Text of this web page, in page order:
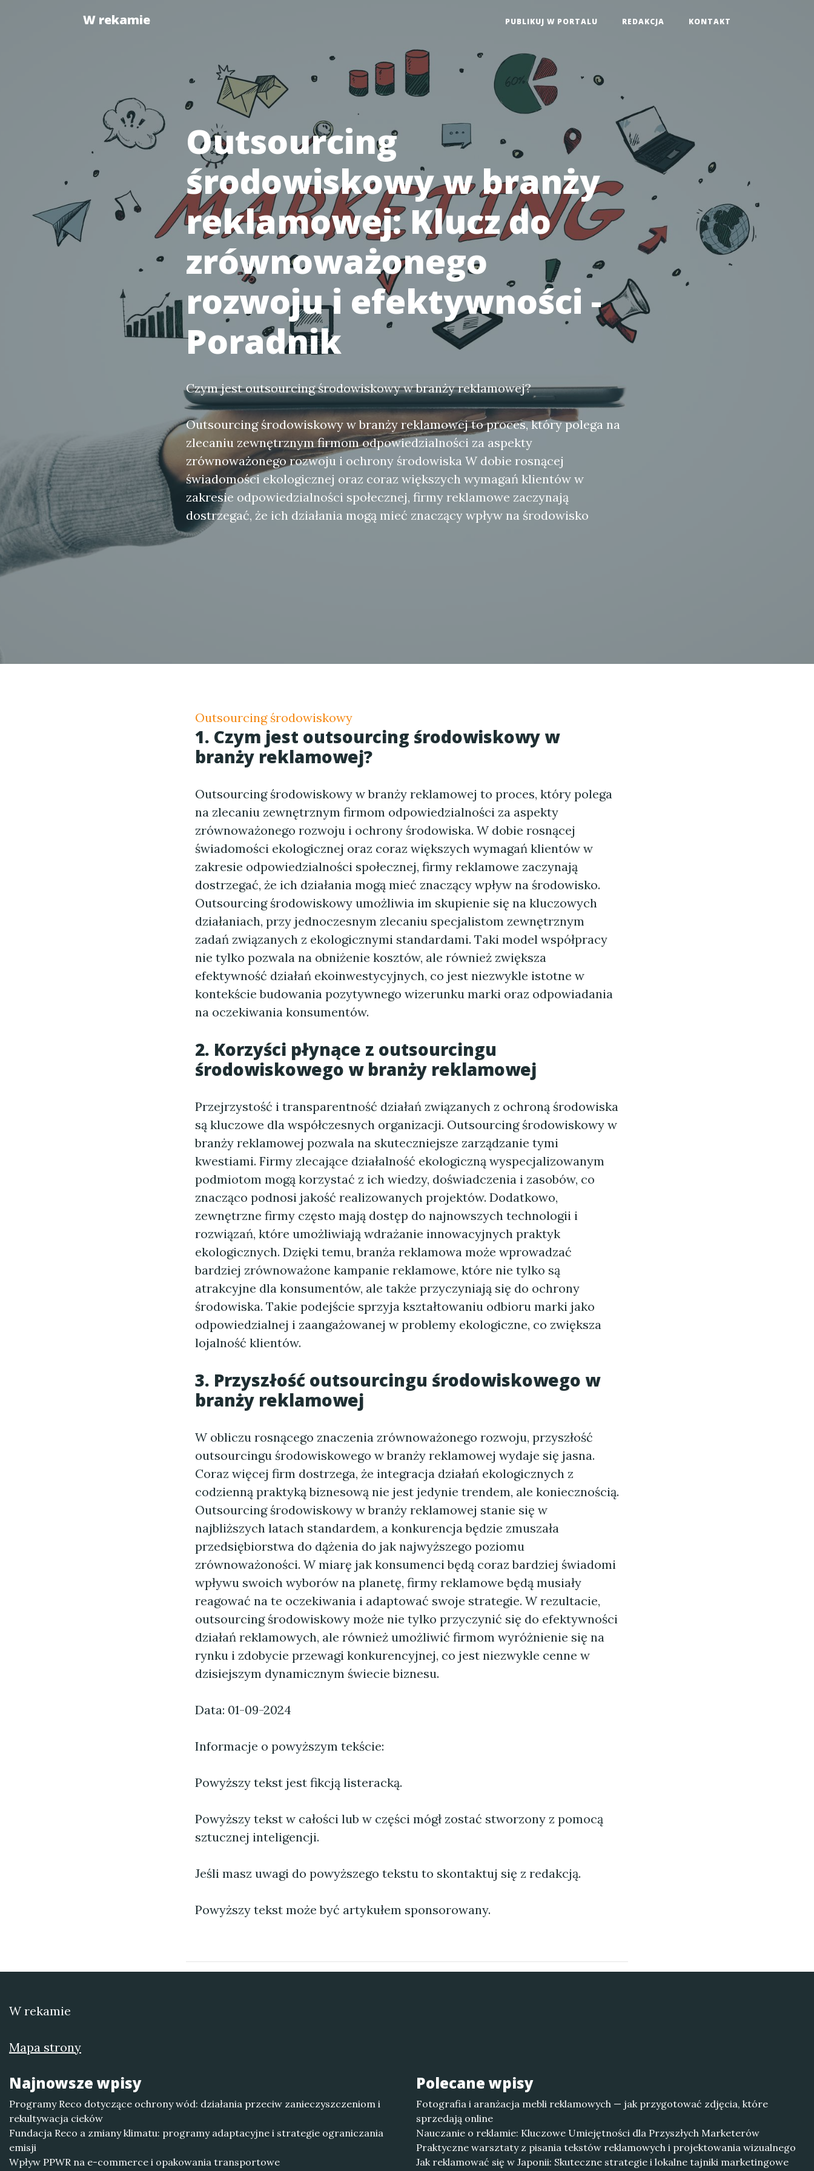
W rekamie PUBLIKUJ W PORTALU REDAKCJA KONTAKT
Outsourcing
środowiskowy w branży
reklamowej: Klucz do
zrównoważonego
rozwoju i efektywności -
Poradnik
Czym jest outsourcing środowiskowy w branży reklamowej?
Outsourcing środowiskowy w branży reklamowej to proces, który polega na
zlecaniu zewnętrznym firmom odpowiedzialności za aspekty
zrównoważonego rozwoju i ochrony środowiska W dobie rosnącej
świadomości ekologicznej oraz coraz większych wymagań klientów w
zakresie odpowiedzialności społecznej, firmy reklamowe zaczynają
dostrzegać, że ich działania mogą mieć znaczący wpływ na środowisko
Outsourcing środowiskowy
1. Czym jest outsourcing środowiskowy w
branży reklamowej?
Outsourcing środowiskowy w branży reklamowej to proces, który polega
na zlecaniu zewnętrznym firmom odpowiedzialności za aspekty
zrównoważonego rozwoju i ochrony środowiska. W dobie rosnącej
świadomości ekologicznej oraz coraz większych wymagań klientów w
zakresie odpowiedzialności społecznej, firmy reklamowe zaczynają
dostrzegać, że ich działania mogą mieć znaczący wpływ na środowisko.
Outsourcing środowiskowy umożliwia im skupienie się na kluczowych
działaniach, przy jednoczesnym zlecaniu specjalistom zewnętrznym
zadań związanych z ekologicznymi standardami. Taki model współpracy
nie tylko pozwala na obniżenie kosztów, ale również zwiększa
efektywność działań ekoinwestycyjnych, co jest niezwykle istotne w
kontekście budowania pozytywnego wizerunku marki oraz odpowiadania
na oczekiwania konsumentów.
2. Korzyści płynące z outsourcingu
środowiskowego w branży reklamowej
Przejrzystość i transparentność działań związanych z ochroną środowiska
są kluczowe dla współczesnych organizacji. Outsourcing środowiskowy w
branży reklamowej pozwala na skuteczniejsze zarządzanie tymi
kwestiami. Firmy zlecające działalność ekologiczną wyspecjalizowanym
podmiotom mogą korzystać z ich wiedzy, doświadczenia i zasobów, co
znacząco podnosi jakość realizowanych projektów. Dodatkowo,
zewnętrzne firmy często mają dostęp do najnowszych technologii i
rozwiązań, które umożliwiają wdrażanie innowacyjnych praktyk
ekologicznych. Dzięki temu, branża reklamowa może wprowadzać
bardziej zrównoważone kampanie reklamowe, które nie tylko są
atrakcyjne dla konsumentów, ale także przyczyniają się do ochrony
środowiska. Takie podejście sprzyja kształtowaniu odbioru marki jako
odpowiedzialnej i zaangażowanej w problemy ekologiczne, co zwiększa
lojalność klientów.
3. Przyszłość outsourcingu środowiskowego w
branży reklamowej
W obliczu rosnącego znaczenia zrównoważonego rozwoju, przyszłość
outsourcingu środowiskowego w branży reklamowej wydaje się jasna.
Coraz więcej firm dostrzega, że integracja działań ekologicznych z
codzienną praktyką biznesową nie jest jedynie trendem, ale koniecznością.
Outsourcing środowiskowy w branży reklamowej stanie się w
najbliższych latach standardem, a konkurencja będzie zmuszała
przedsiębiorstwa do dążenia do jak najwyższego poziomu
zrównoważoności. W miarę jak konsumenci będą coraz bardziej świadomi
wpływu swoich wyborów na planetę, firmy reklamowe będą musiały
reagować na te oczekiwania i adaptować swoje strategie. W rezultacie,
outsourcing środowiskowy może nie tylko przyczynić się do efektywności
działań reklamowych, ale również umożliwić firmom wyróżnienie się na
rynku i zdobycie przewagi konkurencyjnej, co jest niezwykle cenne w
dzisiejszym dynamicznym świecie biznesu.
Data: 01-09-2024
Informacje o powyższym tekście:
Powyższy tekst jest fikcją listeracką.
Powyższy tekst w całości lub w części mógł zostać stworzony z pomocą
sztucznej inteligencji.
Jeśli masz uwagi do powyższego tekstu to skontaktuj się z redakcją.
Powyższy tekst może być artykułem sponsorowany.
W rekamie
Mapa strony
Najnowsze wpisy
Programy Reco dotyczące ochrony wód: działania przeciw zanieczyszczeniom i
rekultywacja cieków
Fundacja Reco a zmiany klimatu: programy adaptacyjne i strategie ograniczania
emisji
Wpływ PPWR na e-commerce i opakowania transportowe
Polecane wpisy
Fotografia i aranżacja mebli reklamowych — jak przygotować zdjęcia, które
sprzedają online
Nauczanie o reklamie: Kluczowe Umiejętności dla Przyszłych Marketerów
Praktyczne warsztaty z pisania tekstów reklamowych i projektowania wizualnego
Jak reklamować się w Japonii: Skuteczne strategie i lokalne tajniki marketingowe